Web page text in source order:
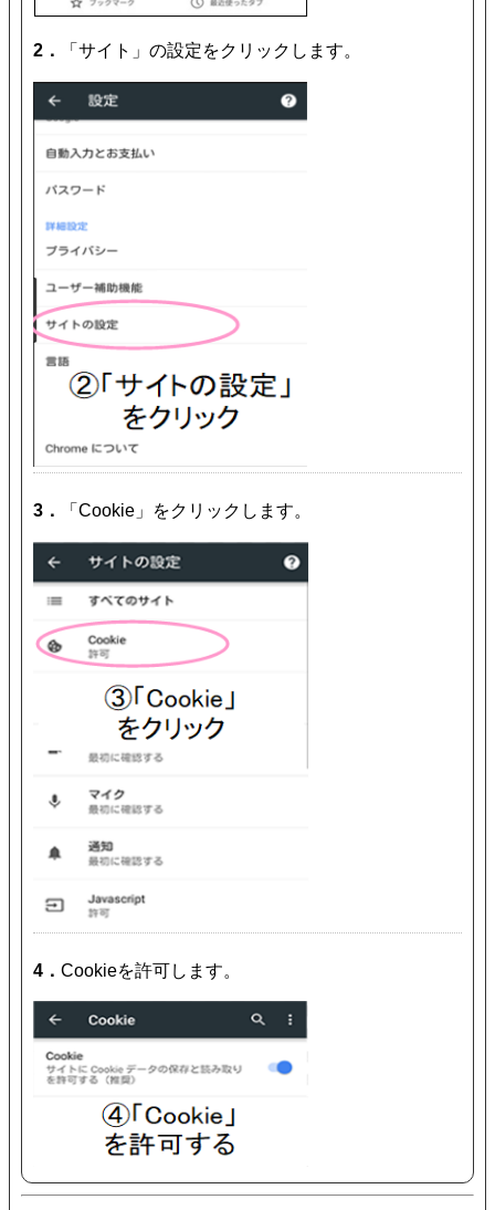
2． 「サイト」の設定をクリックします。
3． 「Cookie」をクリックします。
4． Cookieを許可します。